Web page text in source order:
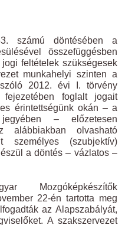
számú döntésében a
összefüggésben
feltételek szükségesek
munkahelyi szinten a
2012. évi I. törvény
fejezetében foglalt jogait
érintettségünk okán – a
– előzetesen
alábbiakban olvasható
személyes (szubjektív)
a döntés – vázlatos –
Mozgóképkészítők
22-én tartotta meg
az Alapszabályát,
A szakszervezet